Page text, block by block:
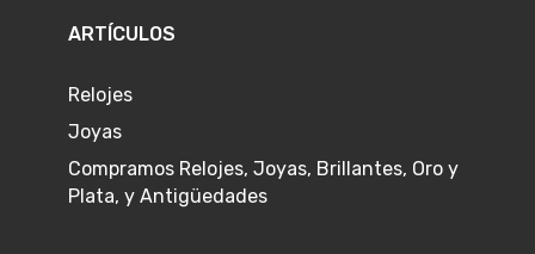
ARTÍCULOS
Relojes
Joyas
Compramos Relojes, Joyas, Brillantes, Oro y
Plata, y Antigüedades